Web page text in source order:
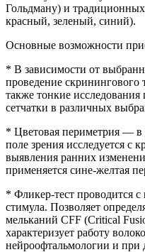
Гольдману) и
красный, зеленый, синий).
Основные возможности
* В зависимости от
проведение скринингового
также тонкие исследования
сетчатки в различных
* Цветовая периметрия — в
поле зрения исследуется с
выявления ранних
применяется сине-желтая
* Фликер-тест проводится
стимула. Позволяет
мельканий СFF (Сritiсаl
характеризует работу
нейроофтальмологии и при